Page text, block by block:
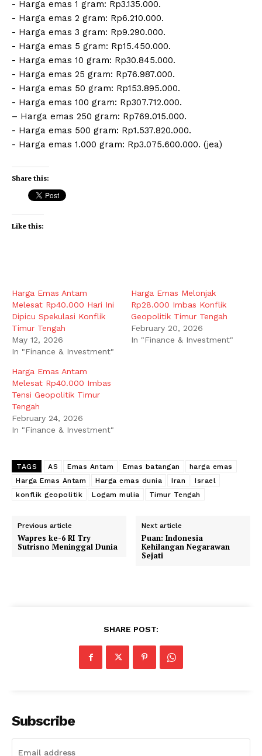
‎- ⁠Harga emas 1 gram: Rp3.135.000.
‎- ⁠Harga emas 2 gram: Rp6.210.000.
‎- ⁠Harga emas 3 gram: Rp9.290.000.
‎- ⁠Harga emas 5 gram: Rp15.450.000.
‎- ⁠Harga emas 10 gram: Rp30.845.000.
‎- Harga emas 25 gram: Rp76.987.000.
‎- ⁠Harga emas 50 gram: Rp153.895.000.
‎- ⁠Harga emas 100 gram: Rp307.712.000.
– Harga emas 250 gram: Rp769.015.000.
‎- ⁠Harga emas 500 gram: Rp1.537.820.000.
‎- ⁠Harga emas 1.000 gram: Rp3.075.600.000. (jea)
Share this:
Like this:
Harga Emas Antam
Melesat Rp40.000 Hari Ini
Dipicu Spekulasi Konflik
Timur Tengah
May 12, 2026
In "Finance & Investment"
Harga Emas Melonjak
Rp28.000 Imbas Konflik
Geopolitik Timur Tengah
February 20, 2026
In "Finance & Investment"
Harga Emas Antam
Melesat Rp40.000 Imbas
Tensi Geopolitik Timur
Tengah
February 24, 2026
In "Finance & Investment"
TAGS AS Emas Antam Emas batangan
harga emas
Harga Emas Antam
Harga emas dunia Iran
Israel
konflik geopolitik
Logam mulia Timur Tengah
Previous article
Wapres ke-6 RI Try
Sutrisno Meninggal Dunia
Next article
Puan: Indonesia
Kehilangan Negarawan
Sejati
SHARE POST:
Subscribe